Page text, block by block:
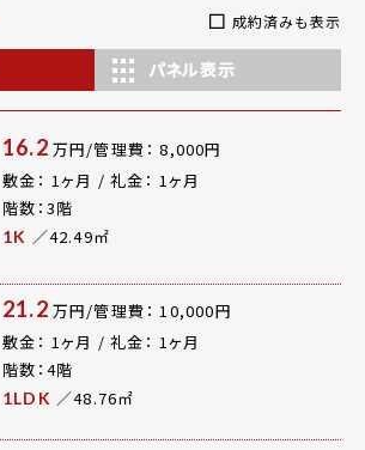
成約済みも表示
パネル表示
16.2 万円/管理費： 8,000円
敷金： 1ヶ月 / 礼金： 1ヶ月
階数：3階
1K ／42.49㎡
21.2 万円/管理費： 10,000円
敷金： 1ヶ月 / 礼金： 1ヶ月
階数：4階
1LDK ／48.76㎡